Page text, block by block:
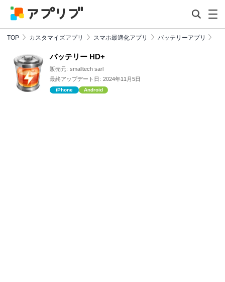
TOP カスタマイズアプリ スマホ最適化アプリ バッテリーアプリ
バッテリー HD+
販売元: smalltech sarl
最終アップデート日: 2024年11月5日
iPhone Android